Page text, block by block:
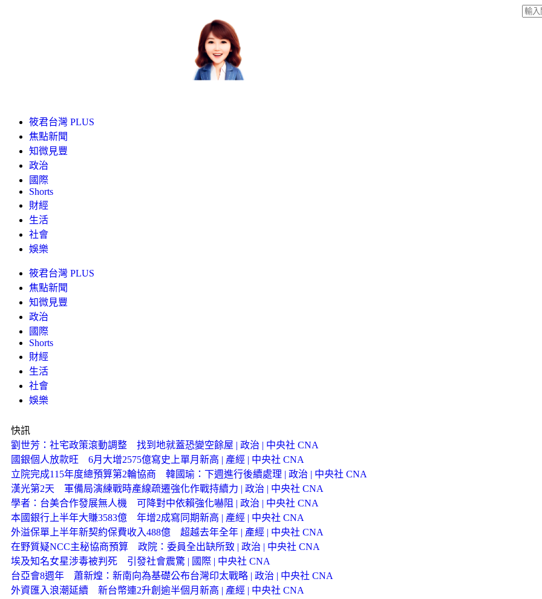
筱君台灣 PLUS
焦點新聞
知微見豐
政治
國際
Shorts
財經
生活
社會
娛樂
筱君台灣 PLUS
焦點新聞
知微見豐
政治
國際
Shorts
財經
生活
社會
娛樂
快訊
劉世芳：社宅政策滾動調整 找到地就蓋恐變空餘屋 | 政治 | 中央社 CNA
國銀個人放款旺 6月大增2575億寫史上單月新高 | 產經 | 中央社 CNA
立院完成115年度總預算第2輪協商 韓國瑜：下週進行後續處理 | 政治 | 中央社 CNA
漢光第2天 軍備局演練戰時產線疏遷強化作戰持續力 | 政治 | 中央社 CNA
學者：台美合作發展無人機 可降對中依賴強化嚇阻 | 政治 | 中央社 CNA
本國銀行上半年大賺3583億 年增2成寫同期新高 | 產經 | 中央社 CNA
外溢保單上半年新契約保費收入488億 超越去年全年 | 產經 | 中央社 CNA
在野質疑NCC主秘協商預算 政院：委員全出缺所致 | 政治 | 中央社 CNA
埃及知名女星涉毒被判死 引發社會震驚 | 國際 | 中央社 CNA
台亞會8週年 蕭新煌：新南向為基礎公布台灣印太戰略 | 政治 | 中央社 CNA
外資匯入浪潮延續 新台幣連2升創逾半個月新高 | 產經 | 中央社 CNA